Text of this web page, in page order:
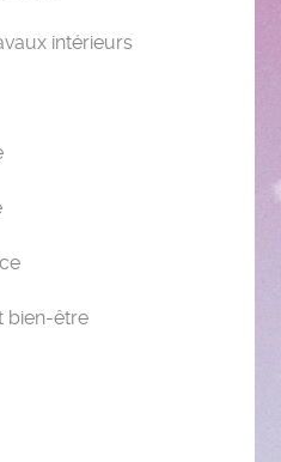
intérieurs
bien-être